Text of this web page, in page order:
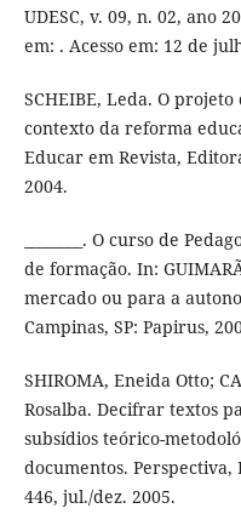
UDESC, v. 09, n. 02, ano
em: . Acesso em: 12 de
SCHEIBE, Leda. O
contexto da reforma
Educar em Revista,
2004.
________. O curso de
de formação. In:
mercado ou para a
Campinas, SP: Papirus,
SHIROMA, Eneida Otto;
Rosalba. Decifrar textos
subsídios teórico-
documentos. Perspectiva,
446, jul./dez. 2005.